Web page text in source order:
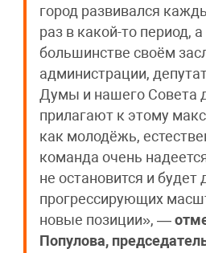
город развивался
раз в какой-то период,
большинстве своём
администрации,
Думы и нашего Совета
прилагают к этому
как молодёжь,
команда очень
не остановится и будет
прогрессирующих
новые позиции», —
Популова,